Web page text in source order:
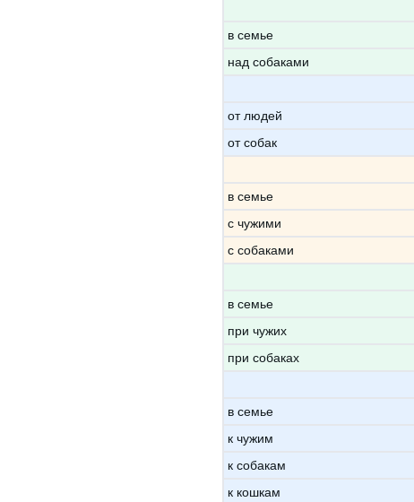
в семье
над собаками
от людей
от собак
в семье
с чужими
с собаками
в семье
при чужих
при собаках
в семье
к чужим
к собакам
к кошкам